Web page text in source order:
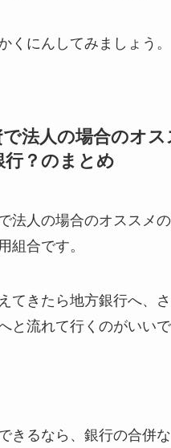
くにんしてみましょう。
法人の場合のオ
行？のまとめ
法人の場合のオススメ
組合です。
てきたら地方銀行へ、
と流れて行くのがいいで
きるなら、銀行の合併